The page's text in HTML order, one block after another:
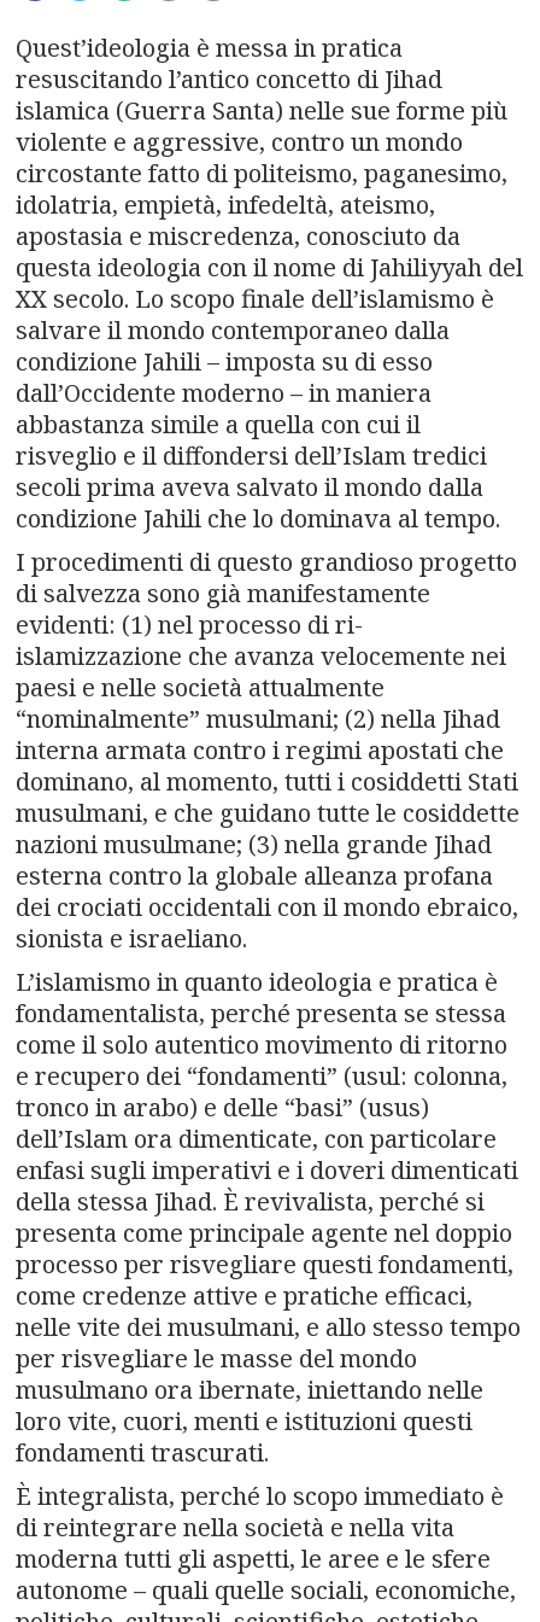
a
v
i
g
a
t
i
o
n
Quest’ideologia è messa in pratica
resuscitando l’antico concetto di Jihad
islamica (Guerra Santa) nelle sue forme più
violente e aggressive, contro un mondo
circostante fatto di politeismo, paganesimo,
idolatria, empietà, infedeltà, ateismo,
apostasia e miscredenza, conosciuto da
questa ideologia con il nome di Jahiliyyah del
XX secolo. Lo scopo finale dell’islamismo è
salvare il mondo contemporaneo dalla
condizione Jahili – imposta su di esso
dall’Occidente moderno – in maniera
abbastanza simile a quella con cui il
risveglio e il diffondersi dell’Islam tredici
secoli prima aveva salvato il mondo dalla
condizione Jahili che lo dominava al tempo.
I procedimenti di questo grandioso progetto
di salvezza sono già manifestamente
evidenti: (1) nel processo di ri-
islamizzazione che avanza velocemente nei
paesi e nelle società attualmente
“nominalmente” musulmani; (2) nella Jihad
interna armata contro i regimi apostati che
dominano, al momento, tutti i cosiddetti Stati
musulmani, e che guidano tutte le cosiddette
nazioni musulmane; (3) nella grande Jihad
esterna contro la globale alleanza profana
dei crociati occidentali con il mondo ebraico,
sionista e israeliano.
L’islamismo in quanto ideologia e pratica è
fondamentalista, perché presenta se stessa
come il solo autentico movimento di ritorno
e recupero dei “fondamenti” (usul: colonna,
tronco in arabo) e delle “basi” (usus)
dell’Islam ora dimenticate, con particolare
enfasi sugli imperativi e i doveri dimenticati
della stessa Jihad. È revivalista, perché si
presenta come principale agente nel doppio
processo per risvegliare questi fondamenti,
come credenze attive e pratiche efficaci,
nelle vite dei musulmani, e allo stesso tempo
per risvegliare le masse del mondo
musulmano ora ibernate, iniettando nelle
loro vite, cuori, menti e istituzioni questi
fondamenti trascurati.
È integralista, perché lo scopo immediato è
di reintegrare nella società e nella vita
moderna tutti gli aspetti, le aree e le sfere
autonome – quali quelle sociali, economiche,